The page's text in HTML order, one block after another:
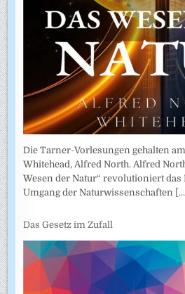
Die Tarner-Vorlesungen gehalten
Whitehead, Alfred North. Alfred
Wesen der Natur“ revolutioniert das
Umgang der Naturwissenschaften
Das Gesetz im Zufall